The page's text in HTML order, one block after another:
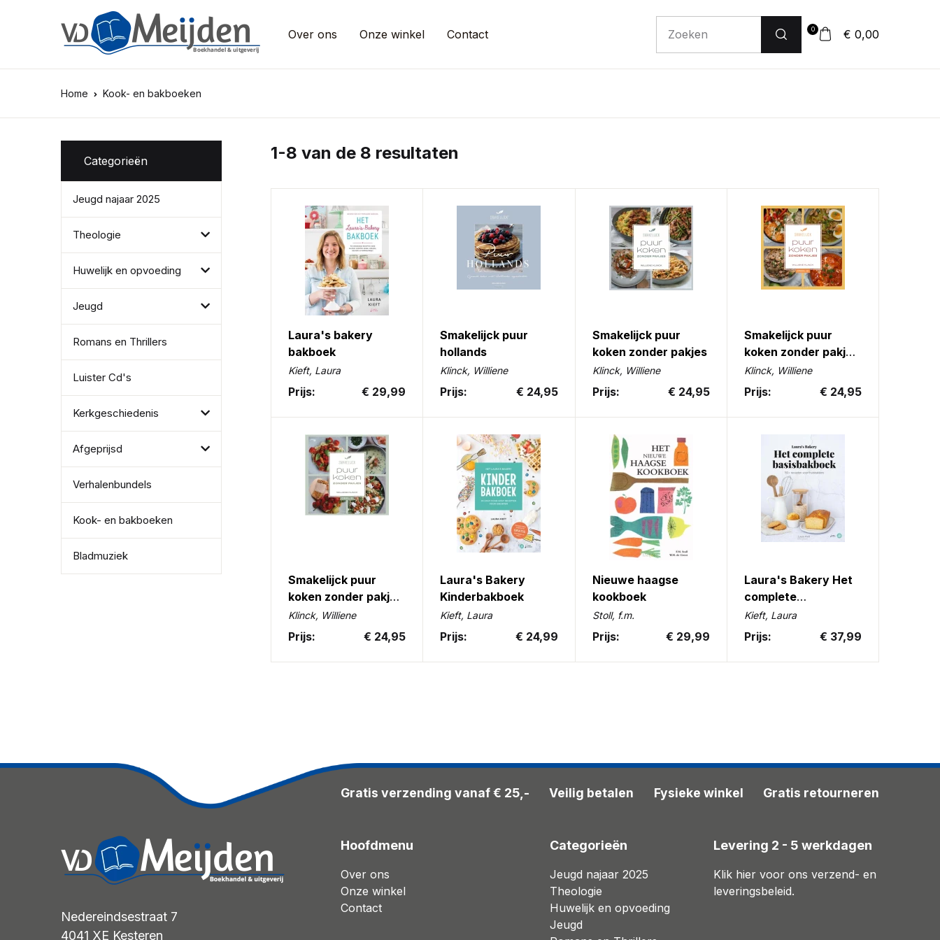
Over ons Onze winkel Contact 0 € 0,00
Home Kook- en bakboeken
Categorieën
Jeugd najaar 2025
Theologie
Huwelijk en opvoeding
Jeugd
Romans en Thrillers
Luister Cd's
Kerkgeschiedenis
Afgeprijsd
Verhalenbundels
Kook- en bakboeken
Bladmuziek
1-8 van de 8 resultaten
Laura's bakery
bakboek
Kieft, Laura
Prijs: € 29,99
Smakelijck puur
hollands
Klinck, Williene
Prijs: € 24,95
Smakelijck puur
koken zonder pakjes
Klinck, Williene
Prijs: € 24,95
Smakelijck puur
koken zonder pakjes
2
Klinck, Williene
Prijs: € 24,95
Smakelijck puur
koken zonder pakjes
3
Klinck, Williene
Prijs: € 24,95
Laura's Bakery
Kinderbakboek
Kieft, Laura
Prijs: € 24,99
Nieuwe haagse
kookboek
Stoll, f.m.
Prijs: € 29,99
Laura's Bakery Het
complete
Basisbakboek
Kieft, Laura
Prijs: € 37,99
Gratis verzending vanaf € 25,- Veilig betalen Fysieke winkel Gratis retourneren
Nedereindsestraat 7
4041 XE Kesteren
Hoofdmenu
Over ons
Onze winkel
Contact
Categorieën
Jeugd najaar 2025
Theologie
Huwelijk en opvoeding
Jeugd
Levering 2 - 5 werkdagen
Klik hier voor ons verzend- en
leveringsbeleid.